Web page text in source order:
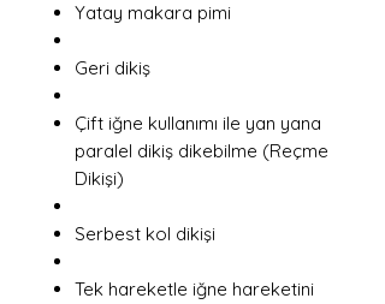
Yatay makara pimi
Geri dikiş
Çift iğne kullanımı ile yan yana
paralel dikiş dikebilme (Reçme
Dikişi)
Serbest kol dikişi
Tek hareketle iğne hareketini